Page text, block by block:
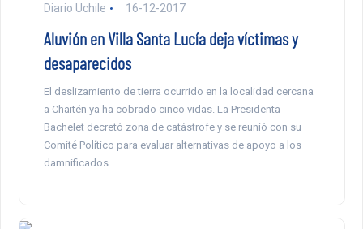
Diario Uchile 16-12-2017
Aluvión en Villa Santa Lucía deja víctimas y
desaparecidos
El deslizamiento de tierra ocurrido en la localidad cercana
a Chaitén ya ha cobrado cinco vidas. La Presidenta
Bachelet decretó zona de catástrofe y se reunió con su
Comité Político para evaluar alternativas de apoyo a los
damnificados.